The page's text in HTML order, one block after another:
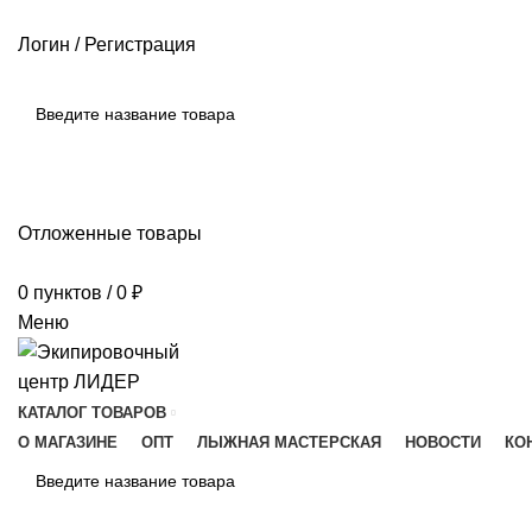
Логин / Регистрация
Отложенные товары
0 пунктов / 0 ₽
Меню
КАТАЛОГ ТОВАРОВ
О МАГАЗИНЕ
ОПТ ЛЫЖНАЯ МАСТЕРСКАЯ НОВОСТИ